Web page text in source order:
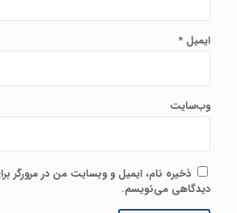
ایمیل *
وب‌سایت
ذخیره نام، ایمیل و وبسایت من در مرورگر
دیدگاهی می‌نویسم.